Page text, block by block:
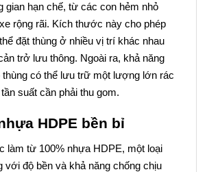
gian hạn chế, từ các con hẻm nhỏ
rộng rãi. Kích thước này cho phép
đặt thùng ở nhiều vị trí khác nhau
trở lưu thông. Ngoài ra, khả năng
thùng có thể lưu trữ một lượng lớn rác
suất cần phải thu gom.
HDPE bền bỉ
làm từ 100% nhựa HDPE, một loại
với độ bền và khả năng chống chịu